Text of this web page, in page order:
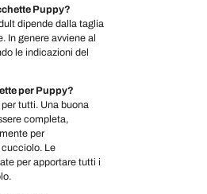
Puppy?
dipende dalla taglia
In genere avviene al
le indicazioni del
per Puppy?
tutti. Una buona
completa,
per
Le
per apportare tutti i